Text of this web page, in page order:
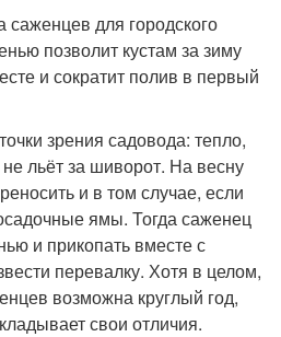
саженцев для городского
позволит кустам за зиму
и сократит полив в первый
зрения садовода: тепло,
льёт за шиворот. На весну
и в том случае, если
ямы. Тогда саженец
и прикопать вместе с
перевалку. Хотя в целом,
возможна круглый год,
свои отличия.